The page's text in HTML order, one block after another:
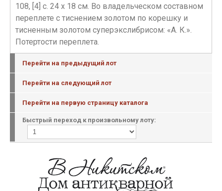
108, [4] c. 24 x 18 см. Во владельческом составном
переплете с тиснением золотом по корешку и
тисненным золотом суперэкслибрисом: «А. К.».
Потертости переплета.
Перейти на предыдущий лот
Перейти на следующий лот
Перейти на первую страницу каталога
Быстрый переход к произвольному лоту: